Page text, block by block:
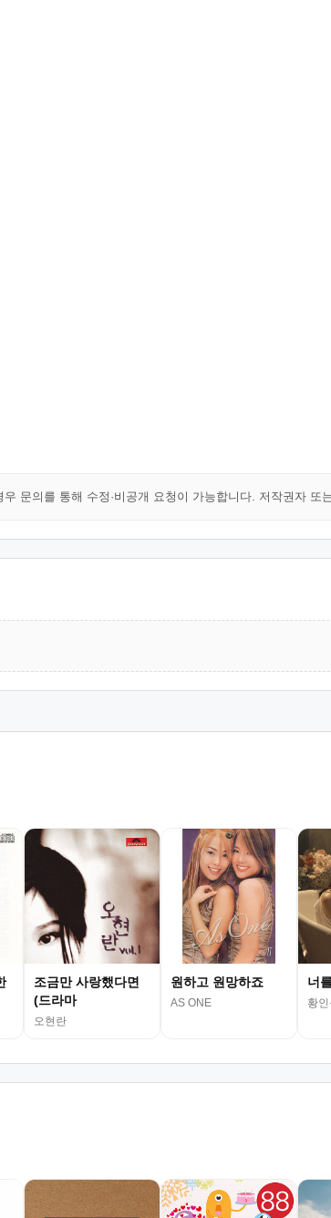
문의를 통해 수정·비공개 요청이 가능합니다. 저작권자
조금만 사랑했다면
(드라마
오현란
원하고 원망하죠
AS ONE
너
황인